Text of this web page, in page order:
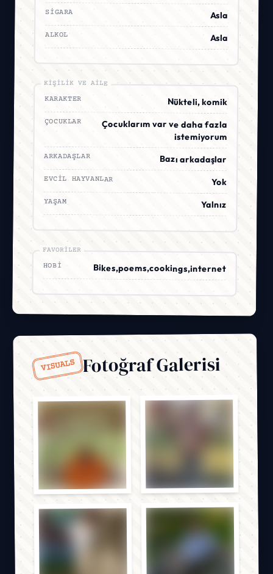
SIGARA Asla
ALKOL Asla
KIŞILIK VE AILE
KARAKTER Nükteli, komik
ÇOCUKLAR Çocuklarım var ve daha fazla
istemiyorum
ARKADAŞLAR Bazı arkadaşlar
EVCIL HAYVANLAR Yok
YAŞAM Yalnız
FAVORILER
HOBI Bikes,poems,cookings,internet
VISUALS Fotoğraf Galerisi